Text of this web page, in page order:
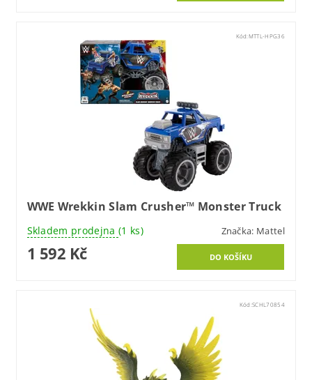
Kód: MTTL-HPG36
WWE Wrekkin Slam Crusher™ Monster Truck
Skladem prodejna (1 ks) Značka: Mattel
1 592 Kč
Kód:SCHL70854